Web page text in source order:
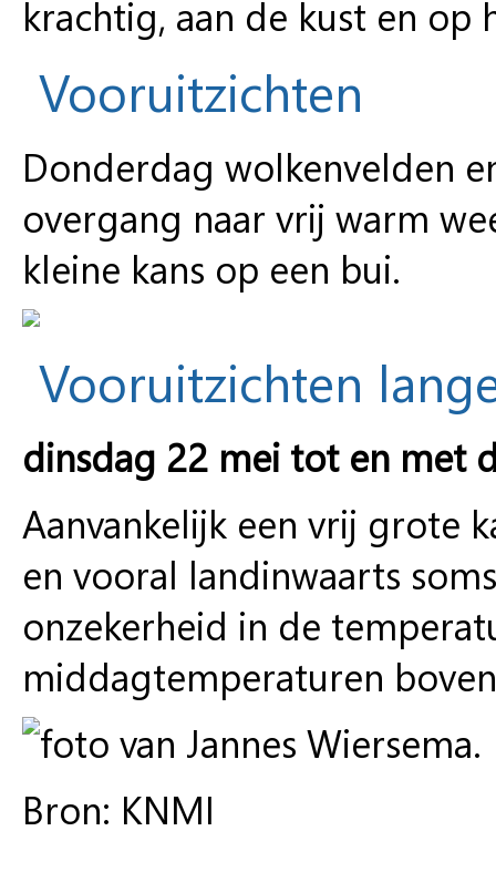
krachtig, aan de kust en op
Vooruitzichten
Donderdag wolkenvelden
overgang naar vrij warm
kleine kans op een bui.
Vooruitzichten
dinsdag 22 mei tot en met
Aanvankelijk een vrij grote
en vooral landinwaarts
onzekerheid in de
middagtemperaturen
Bron: KNMI